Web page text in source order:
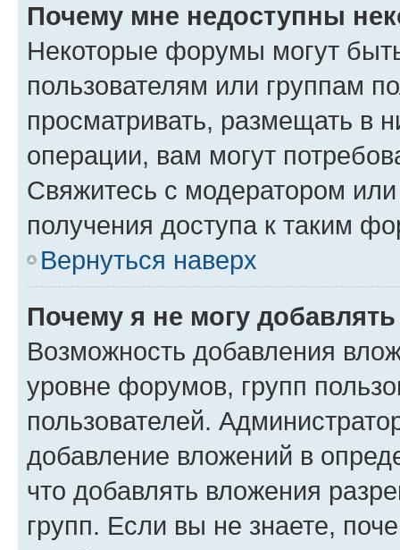
Почему мне недоступны
Некоторые форумы могут
пользователям или группам
просматривать, размещать в
операции, вам могут
Свяжитесь с модератором
получения доступа к таким
Вернуться наверх
Почему я не могу
Возможность добавления
уровне форумов, групп
пользователей.
добавление вложений в
что добавлять вложения
групп. Если вы не знаете,